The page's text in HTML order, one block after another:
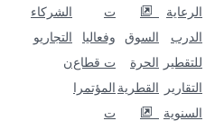
الرعاية
الدرب
للتقطير
التقارير
السنوية
السوق
الحرة
القطرية
وفعاليا
ت قطاع
المؤتمرا
الشركاء
التجاريو
ن